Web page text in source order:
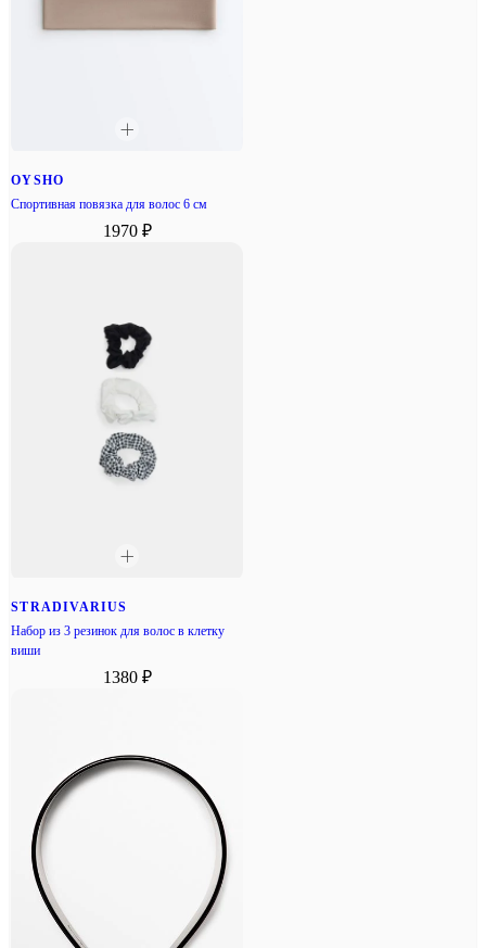
OYSHO
Спортивная повязка для волос 6 см
1970 ₽
STRADIVARIUS
Набор из 3 резинок для волос в клетку
виши
1380 ₽